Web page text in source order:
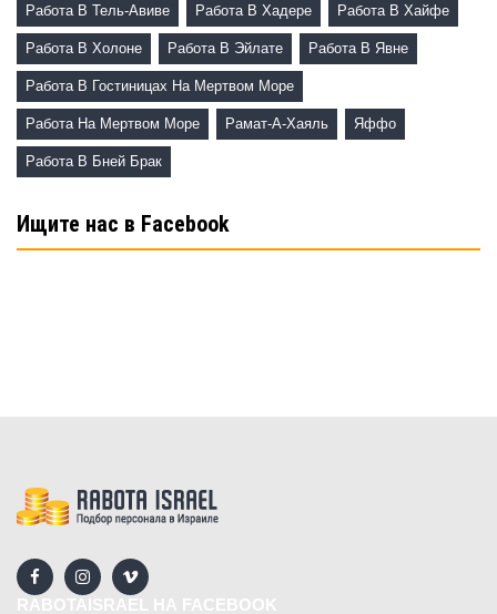
Работа В Тель-Авиве Работа В Хадере Работа В Хайфе
Работа В Холоне Работа В Эйлате Работа В Явне
Работа В Гостиницах На Мертвом Море
Работа На Мертвом Море Рамат-А-Хаяль Яффо
Работа В Бней Брак
Ищите нас в Facebook